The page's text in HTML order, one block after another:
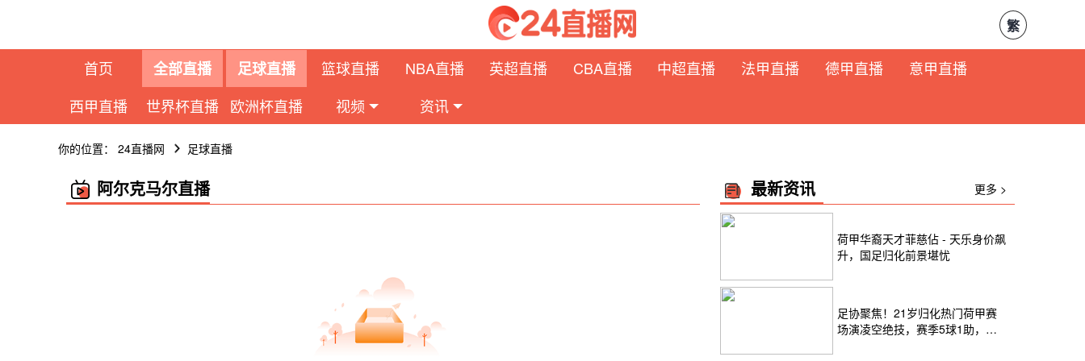
繁
首页 全部直播 足球直播 篮球直播 NBA直播 英超直播 CBA直播 中超直播 法甲直播 德甲直播
意甲直播
西甲直播
世界杯直播 欧洲杯直播 视频 资讯
你的位置： 24直播网 足球直播
阿尔克马尔直播 最新资讯 更多 >
荷甲华裔天才菲慈佔 - 天乐身价飙
升，国足归化前景堪忧
足协聚焦！21岁归化热门荷甲赛
场演凌空绝技，赛季5球1助，身